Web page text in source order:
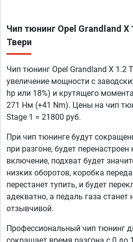
Чип тюнинг Opel Grandland X
Твери
Чип тюнинг Opel Grandland X 1.2
увеличение мощности с
hp или 18%) и крутящего
271 Нм (+41 Nm). Цены на чип
Stage 1 = 21800 руб.
При чип тюнинге будут
при разгоне, будет
включение, подхват будет
низких оборотов, коробка
перестанет тупить, и будет
адекватно, а педаль газа станет
отзывчивой.
Профессиональный чип тюнинг